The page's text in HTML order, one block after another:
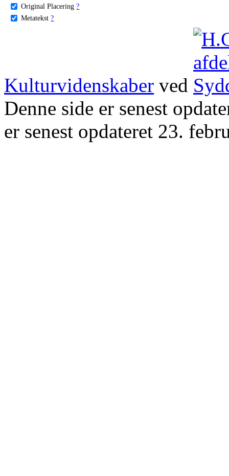
Original Placering ?
Metatekst ?
Kulturvidenskaber ved
Denne side er senest
er senest opdateret 23.